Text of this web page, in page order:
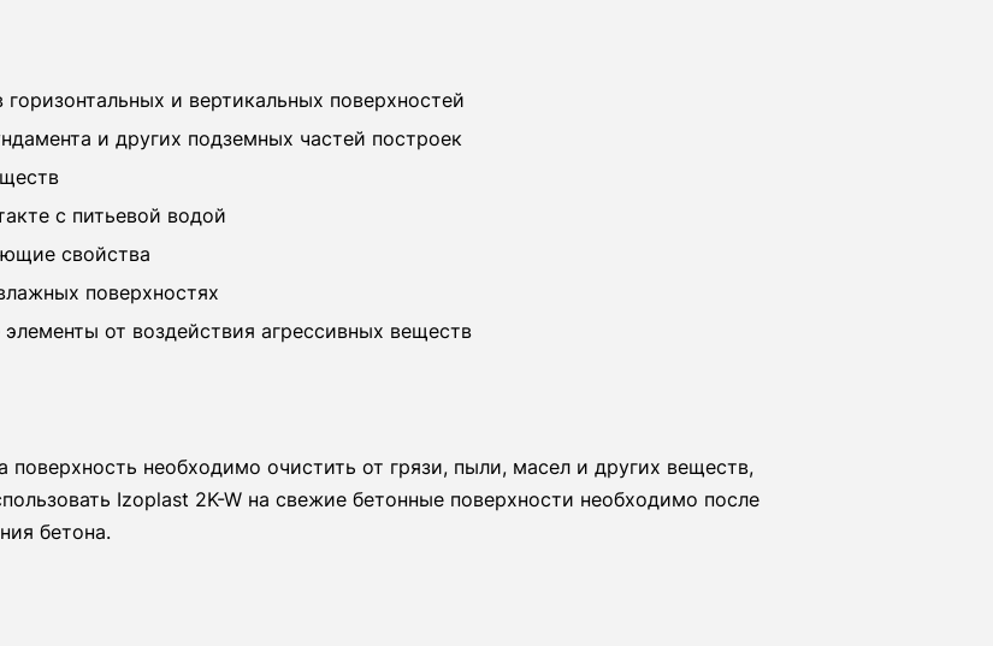
и вертикальных поверхностей
и других подземных частей построек
с питьевой водой
свойства
поверхностях
от воздействия агрессивных веществ
поверхность необходимо очистить от грязи, пыли, масел и других веществ,
Izoplast 2K-W на свежие бетонные поверхности необходимо после
бетона.